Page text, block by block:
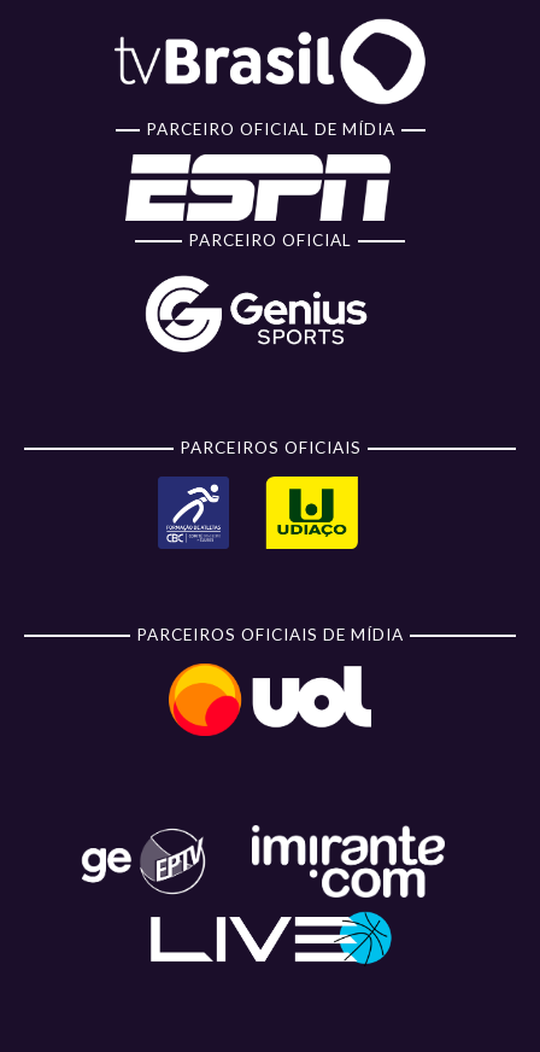
PARCEIRO OFICIAL DE MÍDIA
PARCEIRO OFICIAL
PARCEIROS OFICIAIS
PARCEIROS OFICIAIS DE MÍDIA